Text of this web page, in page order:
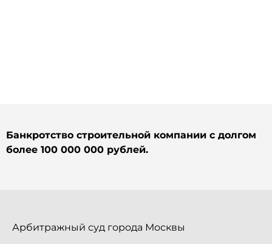
Банкротство строительной компании с долгом
более 100 000 000 рублей.
Арбитражный суд города Москвы